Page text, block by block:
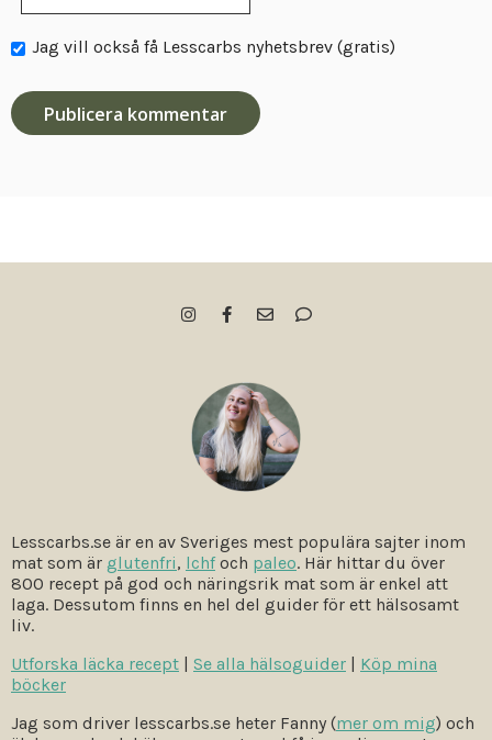
Jag vill också få Lesscarbs nyhetsbrev (gratis)
Lesscarbs.se är en av Sveriges mest populära sajter inom
mat som är glutenfri, lchfoch paleo. Här hittar du över
800 recept på god och näringsrik mat som är enkel att
laga. Dessutom finns en hel del guider för ett hälsosamt
liv.
Utforska läcka recept
Se alla hälsoguider
Köp mina
böcker
Jag som driver lesscarbs.se heter Fanny (mer om mig) och